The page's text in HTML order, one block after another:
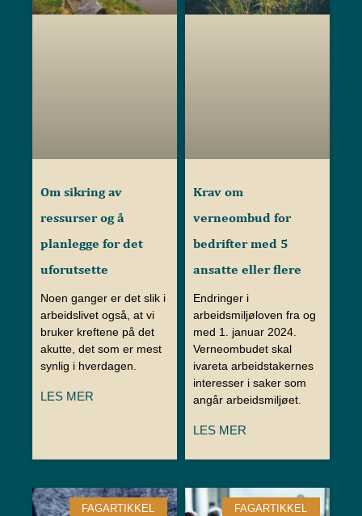
Om sikring av
ressurser og å
planlegge for det
uforutsette
Noen ganger er det slik i
arbeidslivet også, at vi
bruker kreftene på det
akutte, det som er mest
synlig i hverdagen.
LES MER
Krav om
verneombud for
bedrifter med 5
ansatte eller flere
Endringer i
arbeidsmiljøloven fra og
med 1. januar 2024.
Verneombudet skal
ivareta arbeidstakernes
interesser i saker som
angår arbeidsmiljøet.
LES MER
FAGARTIKKEL FAGARTIKKEL